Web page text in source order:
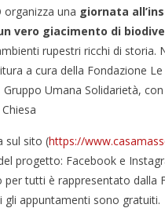
organizza una giornata
vero giacimento di
rupestri ricchi di storia.
a cura della Fondazione
Gruppo Umana Solidarietà,
sul sito (https://
progetto: Facebook e
per tutti è rappresentato dalla
gli appuntamenti sono gratuiti.